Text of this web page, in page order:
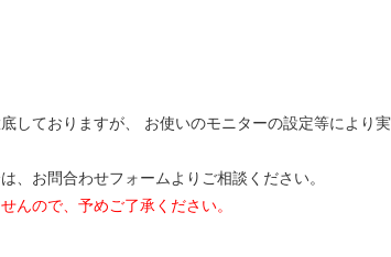
しておりますが、 お使いのモニターの設定等により
お問合わせフォームよりご相談ください。
んので、予めご了承ください。